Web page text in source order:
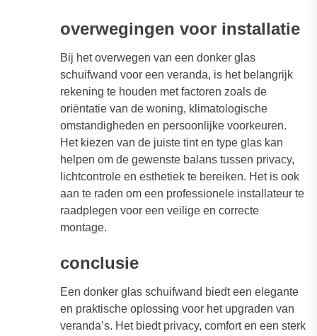
overwegingen voor installatie
Bij het overwegen van een donker glas
schuifwand voor een veranda, is het belangrijk
rekening te houden met factoren zoals de
oriëntatie van de woning, klimatologische
omstandigheden en persoonlijke voorkeuren.
Het kiezen van de juiste tint en type glas kan
helpen om de gewenste balans tussen privacy,
lichtcontrole en esthetiek te bereiken. Het is ook
aan te raden om een professionele installateur te
raadplegen voor een veilige en correcte
montage.
conclusie
Een donker glas schuifwand biedt een elegante
en praktische oplossing voor het upgraden van
veranda’s. Het biedt privacy, comfort en een sterk